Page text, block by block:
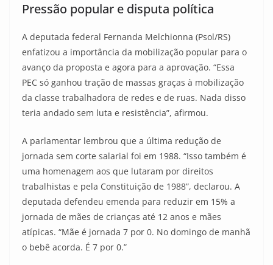
Pressão popular e disputa política
A deputada federal Fernanda Melchionna (Psol/RS)
enfatizou a importância da mobilização popular para o
avanço da proposta e agora para a aprovação. “Essa
PEC só ganhou tração de massas graças à mobilização
da classe trabalhadora de redes e de ruas. Nada disso
teria andado sem luta e resistência”, afirmou.
A parlamentar lembrou que a última redução de
jornada sem corte salarial foi em 1988. “Isso também é
uma homenagem aos que lutaram por direitos
trabalhistas e pela Constituição de 1988”, declarou. A
deputada defendeu emenda para reduzir em 15% a
jornada de mães de crianças até 12 anos e mães
atípicas. “Mãe é jornada 7 por 0. No domingo de manhã
o bebê acorda. É 7 por 0.”